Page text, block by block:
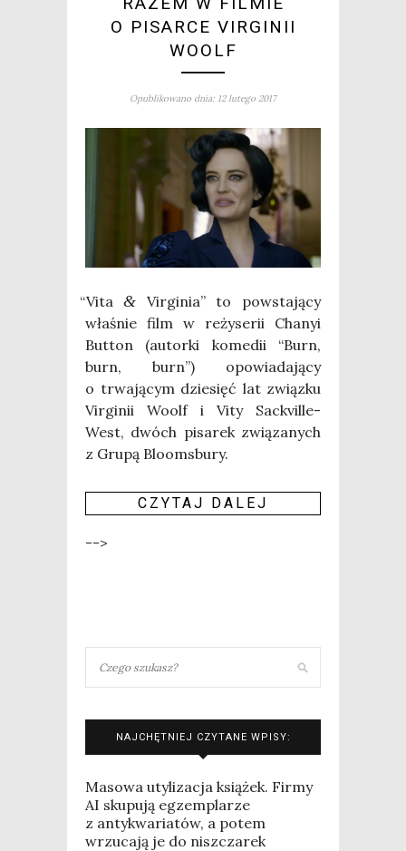
O PISARCE VIRGINII
WOOLF
Opublikowano dnia: 12 lutego 2017
“Vita& Vir­gi­nia” to powsta­ją­cy
wła­śnie film w reży­se­rii Cha­nyi
But­ton (autor­ki kome­dii “Burn,
burn, burn”) opo­wia­da­ją­cy
o trwa­ją­cym dzie­sięć lat związ­ku
Vir­gi­nii Woolf i Vity Sac­kvil­le-
West, dwóch pisa­rek zwią­za­nych
z Gru­pą Bloomsbury.
CZY­TAJ DALEJ
-->
NAJCHĘTNIEJ CZYTANE WPISY:
Masowa utylizacja książek. Firmy
AI skupują egzemplarze
z antykwariatów, a potem
wrzucają je do niszczarek